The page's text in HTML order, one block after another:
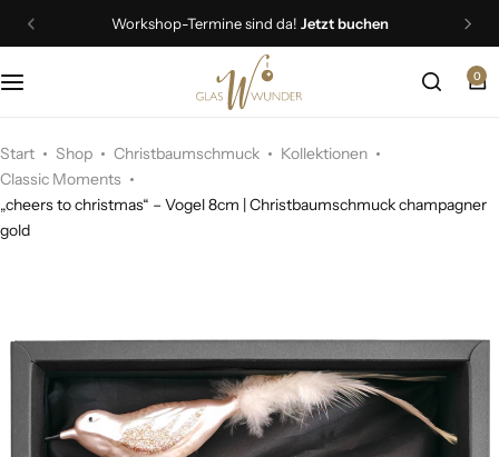
Workshop-Termine sind da! Jetzt buchen
0
Start Shop Christbaumschmuck
Kollektionen
Classic Moments
„cheers to christmas“ – Vogel 8cm | Christbaumschmuck champagner
gold
Schmuck
Geschenkideen